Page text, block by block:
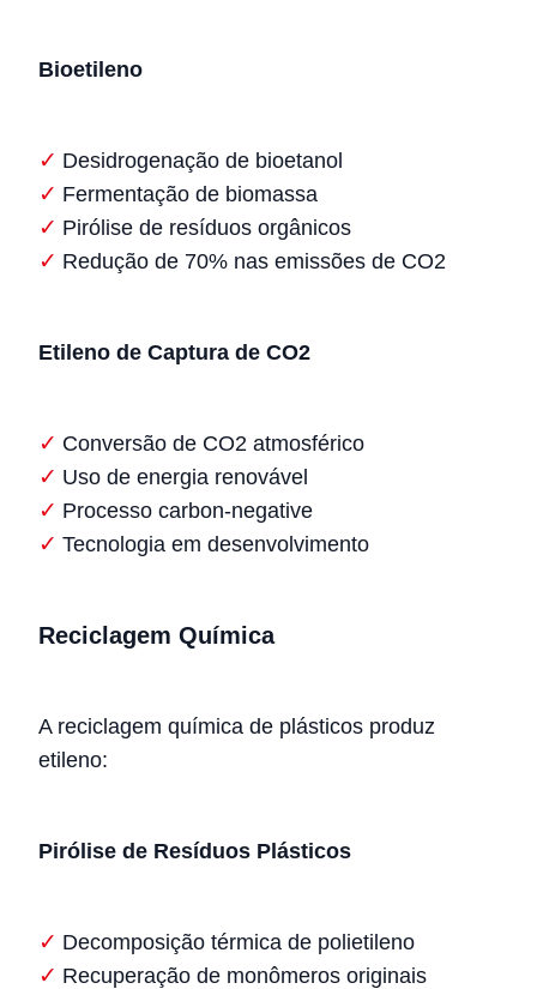
Bioetileno
Desidrogenação de bioetanol
Fermentação de biomassa
Pirólise de resíduos orgânicos
Redução de 70% nas emissões de CO2
Etileno de Captura de CO2
Conversão de CO2 atmosférico
Uso de energia renovável
Processo carbon-negative
Tecnologia em desenvolvimento
Reciclagem Química
A reciclagem química de plásticos produz
etileno:
Pirólise de Resíduos Plásticos
Decomposição térmica de polietileno
Recuperação de monômeros originais